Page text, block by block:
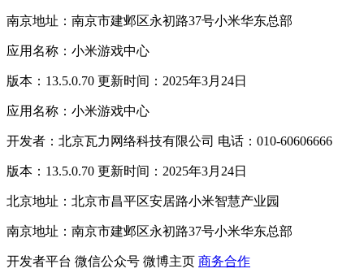
南京地址：南京市建邺区永初路37号小米华东总部
应用名称：小米游戏中心
版本：13.5.0.70 更新时间：2025年3月24日
应用名称：小米游戏中心
开发者：北京瓦力网络科技有限公司 电话：010-60606666
版本：13.5.0.70 更新时间：2025年3月24日
北京地址：北京市昌平区安居路小米智慧产业园
南京地址：南京市建邺区永初路37号小米华东总部
开发者平台 微信公众号 微博主页 商务合作